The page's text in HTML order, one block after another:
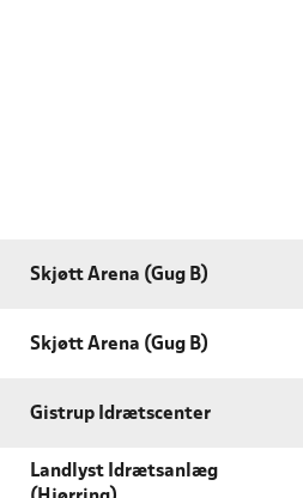
Skjøtt Arena (Gug B)
Skjøtt Arena (Gug B)
Gistrup Idrætscenter
Landlyst Idrætsanlæg